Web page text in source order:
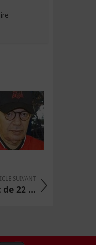
SUIVANT
22 ...